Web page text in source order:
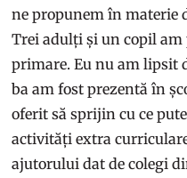
ne propunem în materie
Trei adulți și un copil
primare. Eu nu am lipsit
ba am fost prezentă în
oferit să sprijin cu ce
activități extra
ajutorului dat de colegi